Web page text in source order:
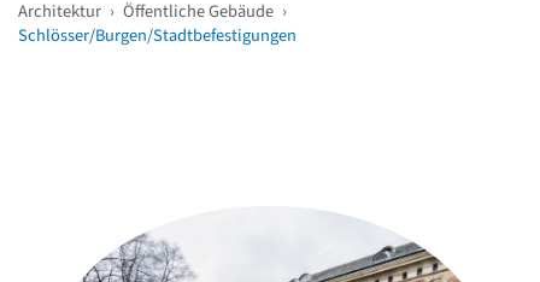
Architektur › Öffentliche Gebäude ›
Schlösser/Burgen/Stadtbefestigungen